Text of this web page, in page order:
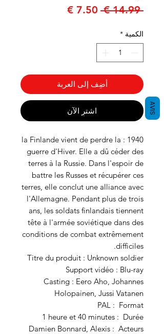
‏14.99 €
سعر
سعر
الكمية *
أضِف إلى العربة
اشترِ الآن
1940 : la Finlande vient de perdre la
guerre d'Hiver. Elle a dû céder des
terres à la Russie. Dans l'espoir de
battre les Russes et récupérer ces
terres, elle conclut une alliance avec
l'Allemagne. Pendant plus de trois
ans, les soldats finlandais tiennent
tête à l'armée soviétique dans des
conditions de combat extrêmement
difficiles.
Titre du produit : Unknown soldier
Support vidéo : Blu-ray
Casting : Eero Aho, Johannes
Holopainen, Jussi Vatanen
Format ‏ : ‎ PAL
Durée ‏ : ‎ 1 heure et 40 minutes
Acteurs ‏ : ‎ Damien Bonnard, Alexis
AVIS